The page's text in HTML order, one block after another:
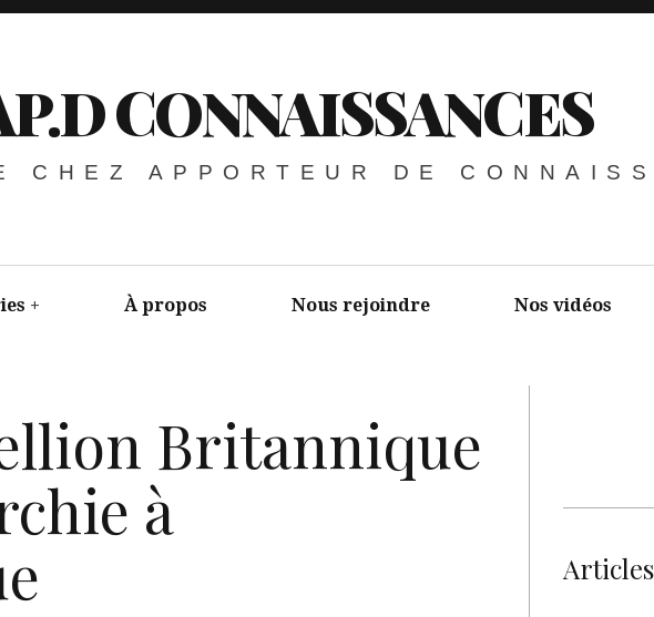
CONNAISSANCES
CHEZ APPORTEUR DE
À propos Nous rejoindre Nos vidéos
Britannique
à